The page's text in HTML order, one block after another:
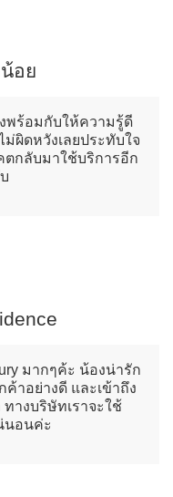
อย
พร้อมกับให้ความรู้ดี
ผิดหวังเลยประทับใจ
กลับมาใช้บริการอีก
มากๆค้ะ น้องน่ารัก
าอย่างดี และเข้าถึง
างบริษัทเราจะใช้
นอนค่ะ